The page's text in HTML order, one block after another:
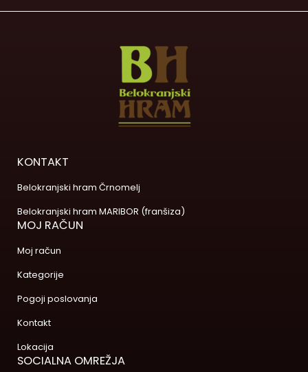
KONTAKT
Belokranjski hram Črnomelj
Belokranjski hram MARIBOR (franšiza)
MOJ RAČUN
Moj račun
Kategorije
Pogoji poslovanja
Kontakt
Lokacija
SOCIALNA OMREŽJA